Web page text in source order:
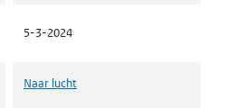
5-3-2024
Naar lucht